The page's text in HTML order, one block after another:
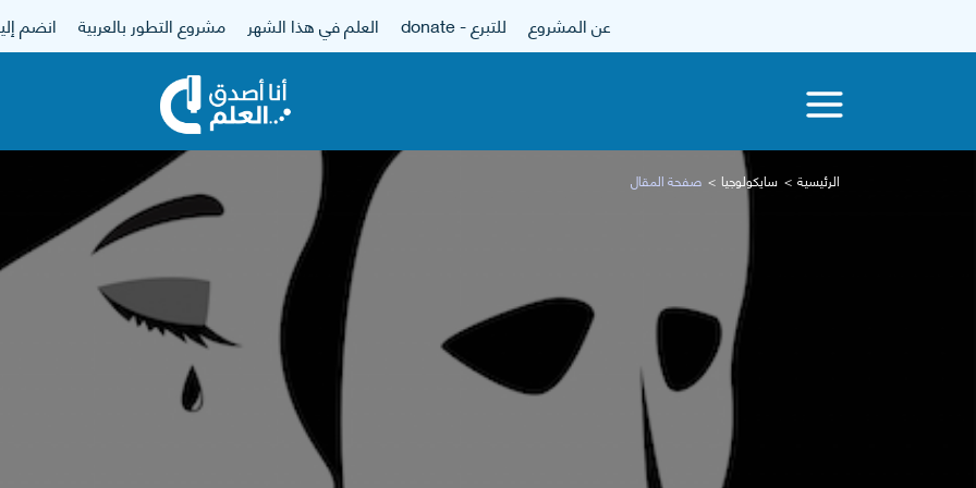
عن المشروع للتبرع - donate العلم في هذا الشهر مشروع التطور بالعربية انضم
الرئيسية سايكولوجيا صفحة المقال